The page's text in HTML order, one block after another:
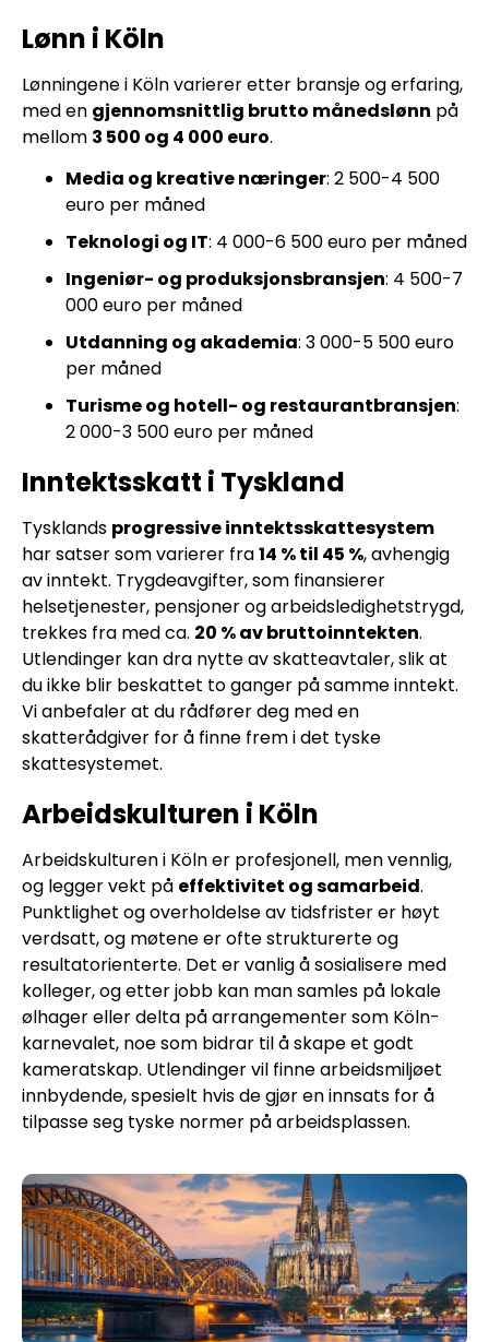
Lønn i Köln
Lønningene i Köln varierer etter bransje og erfaring,
med en gjennomsnittlig brutto månedslønn på
mellom 3 500 og 4 000 euro.
Media og kreative næringer: 2 500-4 500
euro per måned
Teknologi og IT: 4 000-6 500 euro per måned
Ingeniør- og produksjonsbransjen: 4 500-7
000 euro per måned
Utdanning og akademia: 3 000-5 500 euro
per måned
Turisme og hotell- og restaurantbransjen:
2 000-3 500 euro per måned
Inntektsskatt i Tyskland
Tysklands progressive inntektsskattesystem
har satser som varierer fra14 % til 45 %, avhengig
av inntekt. Trygdeavgifter, som finansierer
helsetjenester, pensjoner og arbeidsledighetstrygd,
trekkes fra med ca. 20 % av bruttoinntekten.
Utlendinger kan dra nytte av skatteavtaler, slik at
du ikke blir beskattet to ganger på samme inntekt.
Vi anbefaler at du rådfører deg med en
skatterådgiver for å finne frem i det tyske
skattesystemet.
Arbeidskulturen i Köln
Arbeidskulturen i Köln er profesjonell, men vennlig,
og legger vekt på effektivitet og samarbeid.
Punktlighet og overholdelse av tidsfrister er høyt
verdsatt, og møtene er ofte strukturerte og
resultatorienterte. Det er vanlig å sosialisere med
kolleger, og etter jobb kan man samles på lokale
ølhager eller delta på arrangementer som Köln-
karnevalet, noe som bidrar til å skape et godt
kameratskap. Utlendinger vil finne arbeidsmiljøet
innbydende, spesielt hvis de gjør en innsats for å
tilpasse seg tyske normer på arbeidsplassen.